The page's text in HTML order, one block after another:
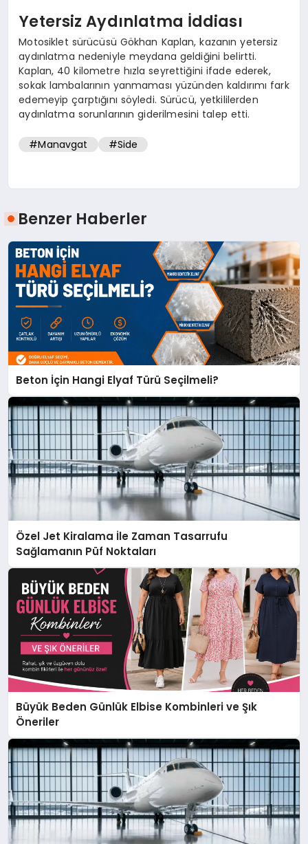
Yetersiz Aydınlatma İddiası
Motosiklet sürücüsü Gökhan Kaplan, kazanın yetersiz
aydınlatma nedeniyle meydana geldiğini belirtti.
Kaplan, 40 kilometre hızla seyrettiğini ifade ederek,
sokak lambalarının yanmaması yüzünden kaldırımı fark
edemeyip çarptığını söyledi. Sürücü, yetkililerden
aydınlatma sorunlarının giderilmesini talep etti.
#Manavgat #Side
Benzer Haberler
Beton İçin Hangi Elyaf Türü Seçilmeli?
Özel Jet Kiralama İle Zaman Tasarrufu
Sağlamanın Püf Noktaları
Büyük Beden Günlük Elbise Kombinleri ve Şık
Öneriler